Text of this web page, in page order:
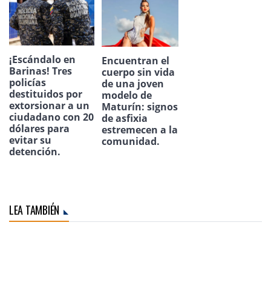
¡Escándalo en
Barinas! Tres
policías
destituidos por
extorsionar a un
ciudadano con 20
dólares para
evitar su
detención.
Encuentran el
cuerpo sin vida
de una joven
modelo de
Maturín: signos
de asfixia
estremecen a la
comunidad.
LEA TAMBIÉN